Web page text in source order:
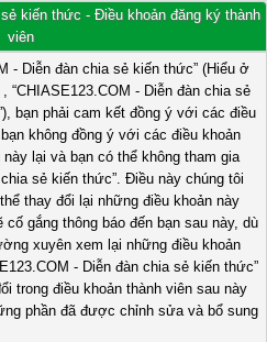
kiến thức - Điều khoản đăng ký thành
viên
- Diễn đàn chia sẻ kiến thức” (Hiểu ở
“CHIASE123.COM - Diễn đàn chia sẻ
bạn phải cam kết đồng ý với các điều
không đồng ý với các điều khoản
lại và bạn có thể không tham gia
sẻ kiến thức”. Điều này chúng tôi
thay đổi lại những điều khoản này
gắng thông báo đến bạn sau này, dù
xuyên xem lại những điều khoản
- Diễn đàn chia sẻ kiến thức”
trong điều khoản thành viên sau này
phần đã được chỉnh sửa và bổ sung